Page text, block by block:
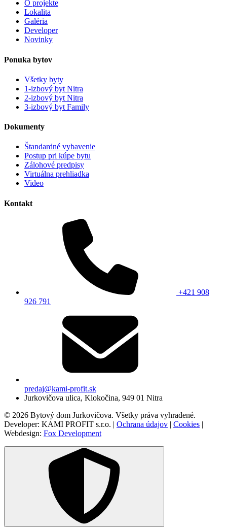
O projekte
Lokalita
Galéria
Developer
Novinky
Ponuka bytov
Všetky byty
1-izbový byt Nitra
2-izbový byt Nitra
3-izbový byt Family
Dokumenty
Štandardné vybavenie
Postup pri kúpe bytu
Zálohové predpisy
Virtuálna prehliadka
Video
Kontakt
+421 908
926 791
predaj@kami-profit.sk
Jurkovičova ulica, Klokočina, 949 01 Nitra
© 2026 Bytový dom Jurkovičova. Všetky práva vyhradené.
Developer: KAMI PROFIT s.r.o. | Ochrana údajov | Cookies |
Webdesign: Fox Development